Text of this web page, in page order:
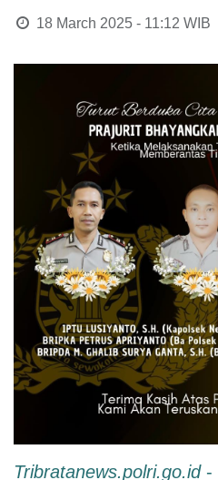
18 March 2025 - 11:12 WIB
Tribratanews.polri.go.id-